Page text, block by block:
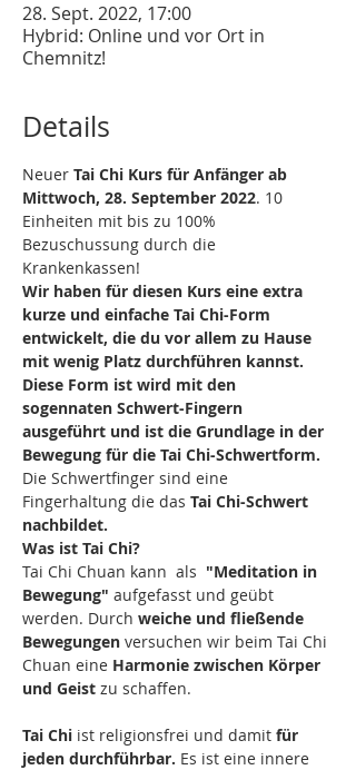
28. Sept. 2022, 17:00
Hybrid: Online und vor Ort in
Chemnitz!
Details
Neuer Tai Chi Kurs für Anfänger ab
Mittwoch, 28. September 2022. 10
Einheiten mit bis zu 100%
Bezuschussung durch die
Krankenkassen!
Wir haben für diesen Kurs eine extra
kurze und einfache Tai Chi-Form
entwickelt, die du vor allem zu Hause
mit wenig Platz durchführen kannst.
Diese Form ist wird mit den
sogennaten Schwert-Fingern
ausgeführt und ist die Grundlage in der
Bewegung für die Tai Chi-Schwertform.
Die Schwertfinger sind eine
Fingerhaltung die das Tai Chi-Schwert
nachbildet.
Was ist Tai Chi?
Tai Chi Chuan kann  als "Meditation in
Bewegung" aufgefasst und geübt
werden. Durch weiche und fließende
Bewegungen versuchen wir beim Tai Chi
Chuan eine Harmonie zwischen Körper
und Geist zu schaffen.
Tai Chi ist religionsfrei und damit für
jeden durchführbar. Es ist eine innere